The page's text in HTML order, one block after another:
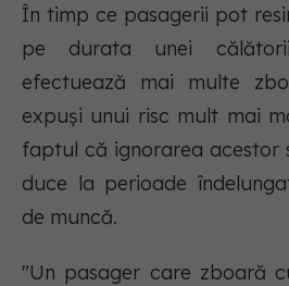
În timp ce pasagerii pot
pe durata unei
efectuează mai multe
expuși unui risc mult mai
faptul că ignorarea acestor
duce la perioade
de muncă.
"Un pasager care zboară